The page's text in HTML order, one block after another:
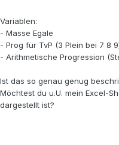
Variablen:
- Masse Egale
- Prog für TvP (3 Plein bei 7 8
- Arithmetische Progression
Ist das so genau genug
Möchtest du u.U. mein Excel-
dargestellt ist?